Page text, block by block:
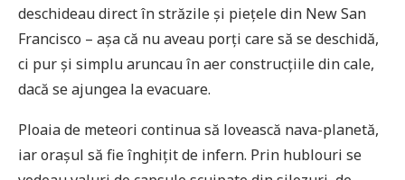
deschideau direct în străzile și piețele din New San
Francisco – așa că nu aveau porți care să se deschidă,
ci pur și simplu aruncau în aer construcțiile din cale,
dacă se ajungea la evacuare.
Ploaia de meteori continua să lovească nava-planetă,
iar orașul să fie înghițit de infern. Prin hublouri se